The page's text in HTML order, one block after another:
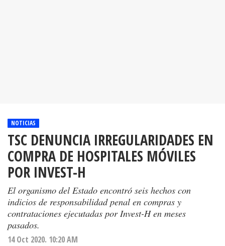
NOTICIAS
TSC DENUNCIA IRREGULARIDADES EN
COMPRA DE HOSPITALES MÓVILES
POR INVEST-H
El organismo del Estado encontró seis hechos con
indicios de responsabilidad penal en compras y
contrataciones ejecutadas por Invest-H en meses
pasados.
14 Oct 2020. 10:20 AM